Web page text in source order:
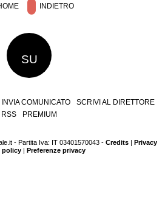
INDIETRO
SU
INVIA COMUNICATO
SCRIVI AL DIRETTORE
RSS
PREMIUM
- Partita Iva: IT 03401570043 - Credits | Privacy
policy| Preferenze privacy